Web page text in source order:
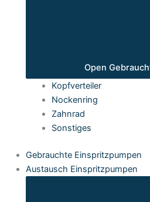
Open
Kopfverteiler
Nockenring
Zahnrad
Sonstiges
Gebrauchte Einspritzpumpen
Austausch Einspritzpumpen